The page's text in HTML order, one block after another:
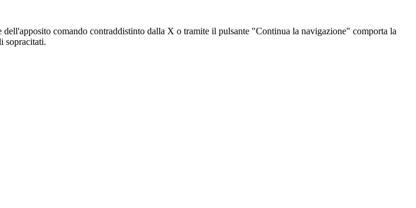
comando contraddistinto dalla X o tramite il pulsante "Continua la navigazione" comporta la
sopracitati.